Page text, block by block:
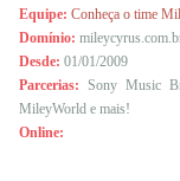
Equipe: Conheça o time
Domínio:
Desde: 01/01/2009
Parcerias: Sony Music
MileyWorld e mais!
Online: